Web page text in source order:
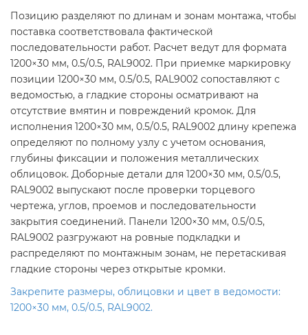
Позицию разделяют по длинам и зонам монтажа, чтобы
поставка соответствовала фактической
последовательности работ. Расчет ведут для формата
1200×30 мм, 0.5/0.5, RAL9002. При приемке маркировку
позиции 1200×30 мм, 0.5/0.5, RAL9002 сопоставляют с
ведомостью, а гладкие стороны осматривают на
отсутствие вмятин и повреждений кромок. Для
исполнения 1200×30 мм, 0.5/0.5, RAL9002 длину крепежа
определяют по полному узлу с учетом основания,
глубины фиксации и положения металлических
облицовок. Доборные детали для 1200×30 мм, 0.5/0.5,
RAL9002 выпускают после проверки торцевого
чертежа, углов, проемов и последовательности
закрытия соединений. Панели 1200×30 мм, 0.5/0.5,
RAL9002 разгружают на ровные подкладки и
распределяют по монтажным зонам, не перетаскивая
гладкие стороны через открытые кромки.
Закрепите размеры, облицовки и цвет в ведомости:
1200×30 мм, 0.5/0.5, RAL9002.